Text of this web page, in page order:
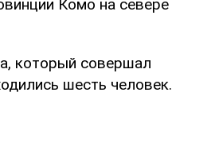
Комо на севере
который совершал
шесть человек.